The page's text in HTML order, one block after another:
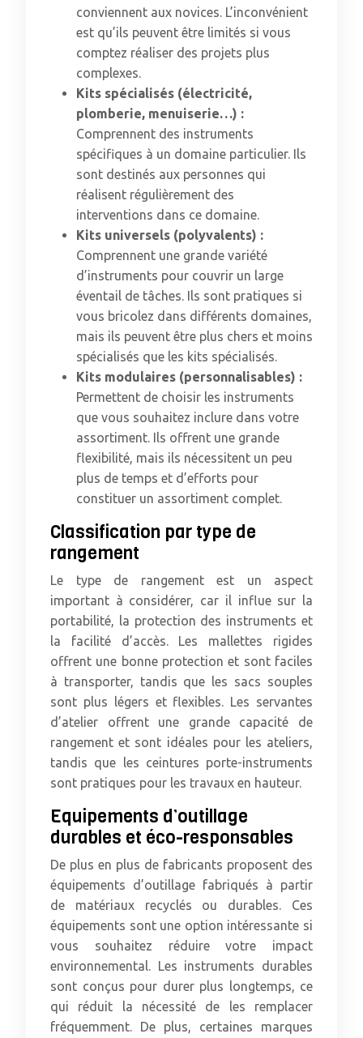
conviennent aux novices. L’inconvénient
est qu’ils peuvent être limités si vous
comptez réaliser des projets plus
complexes.
Kits spécialisés (électricité,
plomberie, menuiserie…) :
Comprennent des instruments
spécifiques à un domaine particulier. Ils
sont destinés aux personnes qui
réalisent régulièrement des
interventions dans ce domaine.
Kits universels (polyvalents) :
Comprennent une grande variété
d’instruments pour couvrir un large
éventail de tâches. Ils sont pratiques si
vous bricolez dans différents domaines,
mais ils peuvent être plus chers et moins
spécialisés que les kits spécialisés.
Kits modulaires (personnalisables) :
Permettent de choisir les instruments
que vous souhaitez inclure dans votre
assortiment. Ils offrent une grande
flexibilité, mais ils nécessitent un peu
plus de temps et d’efforts pour
constituer un assortiment complet.
Classification par type de
rangement
Le type de rangement est un aspect
important à considérer, car il influe sur la
portabilité, la protection des instruments et
la facilité d’accès. Les mallettes rigides
offrent une bonne protection et sont faciles
à transporter, tandis que les sacs souples
sont plus légers et flexibles. Les servantes
d’atelier offrent une grande capacité de
rangement et sont idéales pour les ateliers,
tandis que les ceintures porte-instruments
sont pratiques pour les travaux en hauteur.
Equipements d’outillage
durables et éco-responsables
De plus en plus de fabricants proposent des
équipements d’outillage fabriqués à partir
de matériaux recyclés ou durables. Ces
équipements sont une option intéressante si
vous souhaitez réduire votre impact
environnemental. Les instruments durables
sont conçus pour durer plus longtemps, ce
qui réduit la nécessité de les remplacer
fréquemment. De plus, certaines marques